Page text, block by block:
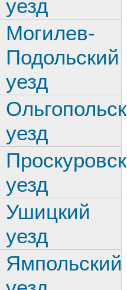
уезд
Могилев-
Подольский
уезд
уезд
уезд
Ушицкий
уезд
Ямпольский